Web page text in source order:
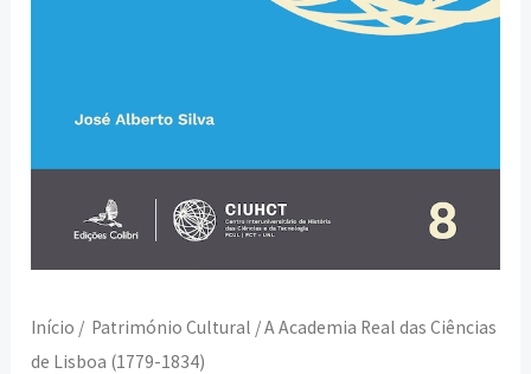
Início / Património Cultural / A Academia Real das Ciências
de Lisboa (1779-1834)